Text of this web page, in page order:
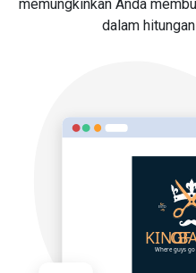
memungkinkan Anda
dalam